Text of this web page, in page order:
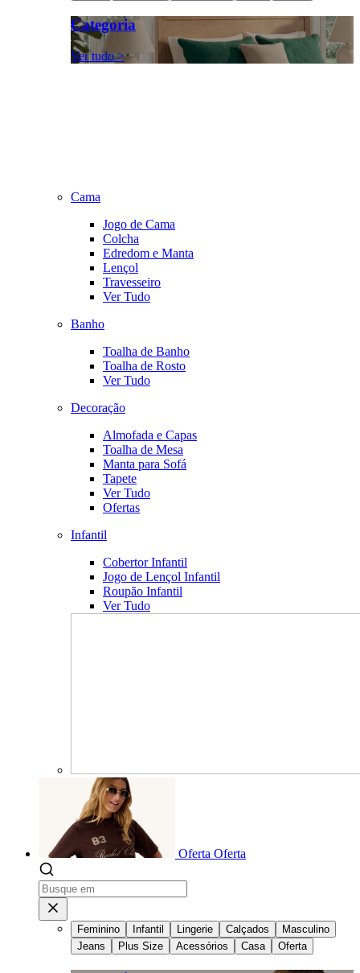
Categoria
Ver tudo >
Cama
Jogo de Cama
Colcha
Edredom e Manta
Lençol
Travesseiro
Ver Tudo
Banho
Toalha de Banho
Toalha de Rosto
Ver Tudo
Decoração
Almofada e Capas
Toalha de Mesa
Manta para Sofá
Tapete
Ver Tudo
Ofertas
Infantil
Cobertor Infantil
Jogo de Lençol Infantil
Roupão Infantil
Ver Tudo
Oferta Oferta
Feminino Infantil Lingerie Calçados
Masculino
Jeans
Plus Size Acessórios Casa Oferta